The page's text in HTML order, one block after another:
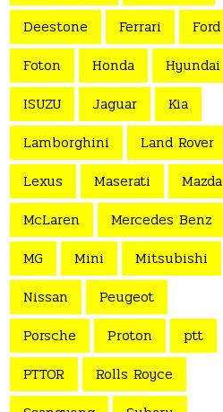
Deestone
Ferrari
Ford
Foton
Honda
Hyundai
ISUZU
Jaguar
Kia
Lamborghini
Land Rover
Lexus
Maserati
Mazda
McLaren
Mercedes Benz
MG
Mini
Mitsubishi
Nissan
Peugeot
Porsche
Proton
ptt
PTTOR
Rolls Royce